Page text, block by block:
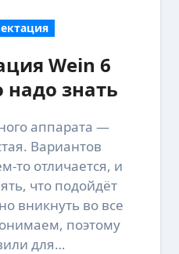
Wein 6
надо знать
Вариантов
то отличается, и
что подойдёт
вникнуть во все
поэтому
для…